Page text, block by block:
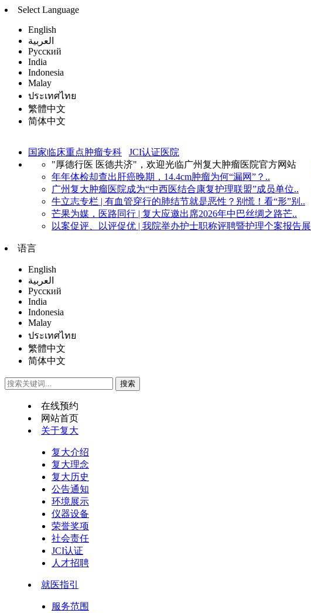
Select Language
English
العربية
Русский
India
Indonesia
Malay
ประเทศไทย
繁體中文
简体中文
国家临床重点肿瘤专科
JCI认证医院
"厚德行医 医德共济"，欢迎光临广州复大肿瘤医院官方网站
年年体检却查出肝癌晚期，14.4cm肿瘤为何“漏网”？..
广州复大肿瘤医院成为“中西医结合康复护理联盟”成员单位..
牛立志专栏 | 有血管穿行的肺结节就是恶性？别慌！看“形”别..
芒果为媒，医路同行 | 复大应邀出席2026年中巴丝绸之路芒..
以案促评、以评促优 | 我院举办护士职称评聘暨护理个案报告
语言
English
العربية
Русский
India
Indonesia
Malay
ประเทศไทย
繁體中文
简体中文
在线预约
网站首页
关于复大
复大介绍
复大理念
复大历史
公告通知
环境展示
仪器设备
荣誉奖项
社会责任
JCI认证
人才招聘
就医指引
服务范围